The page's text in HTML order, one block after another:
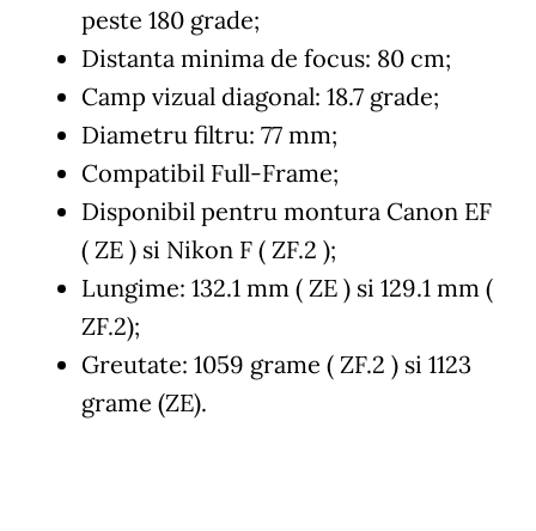
peste 180 grade;
Distanta minima de focus: 80 cm;
Camp vizual diagonal: 18.7 grade;
Diametru filtru: 77 mm;
Compatibil Full-Frame;
Disponibil pentru montura Canon EF
( ZE ) si Nikon F ( ZF.2 );
Lungime: 132.1 mm ( ZE ) si 129.1 mm (
ZF.2);
Greutate: 1059 grame ( ZF.2 ) si 1123
grame (ZE).